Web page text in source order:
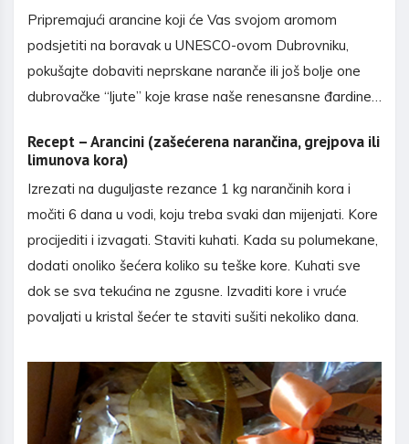
Pripremajući arancine koji će Vas svojom aromom
podsjetiti na boravak u UNESCO-ovom Dubrovniku,
pokušajte dobaviti neprskane naranče ili još bolje one
dubrovačke “ljute” koje krase naše renesansne đardine…
Recept – Arancini (zašećerena narančina, grejpova ili
limunova kora)
Izrezati na duguljaste rezance 1 kg narančinih kora i
močiti 6 dana u vodi, koju treba svaki dan mijenjati. Kore
procijediti i izvagati. Staviti kuhati. Kada su polumekane,
dodati onoliko šećera koliko su teške kore. Kuhati sve
dok se sva tekućina ne zgusne. Izvaditi kore i vruće
povaljati u kristal šećer te staviti sušiti nekoliko dana.